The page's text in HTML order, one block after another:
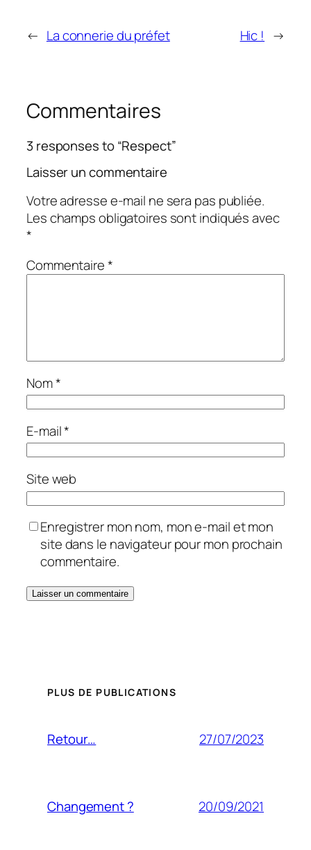
← La connerie du préfet Hic ! →
Commentaires
3 responses to “Respect”
Laisser un commentaire
Votre adresse e-mail ne sera pas publiée.
Les champs obligatoires sont indiqués avec
*
Commentaire*
Nom*
E-mail*
Site web
Enregistrer mon nom, mon e-mail et mon
site dans le navigateur pour mon prochain
commentaire.
PLUS DE PUBLICATIONS
Retour… 27/07/2023
Changement ? 20/09/2021